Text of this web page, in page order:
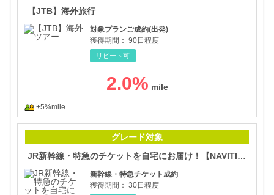
【JTB】海外旅行
対象プランご成約(出発)
獲得期間： 90日程度
リピート可
2.0%
+5%mile
グレード対象
JR新幹線・特急のチケットを自宅にお届け！【NAVITIME Travel】
新幹線・特急チケット成約
獲得期間： 30日程度